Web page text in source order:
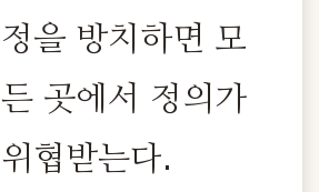
정을 방치하면 모
든 곳에서 정의가
위협받는다.